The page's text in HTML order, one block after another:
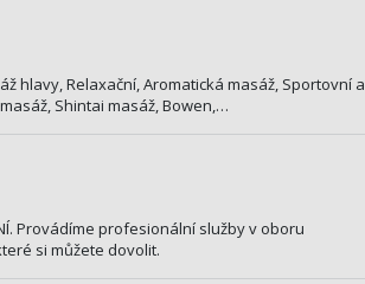
hlavy, Relaxační, Aromatická masáž, Sportovní a
Shintai masáž, Bowen,…
Provádíme profesionální služby v oboru
si můžete dovolit.